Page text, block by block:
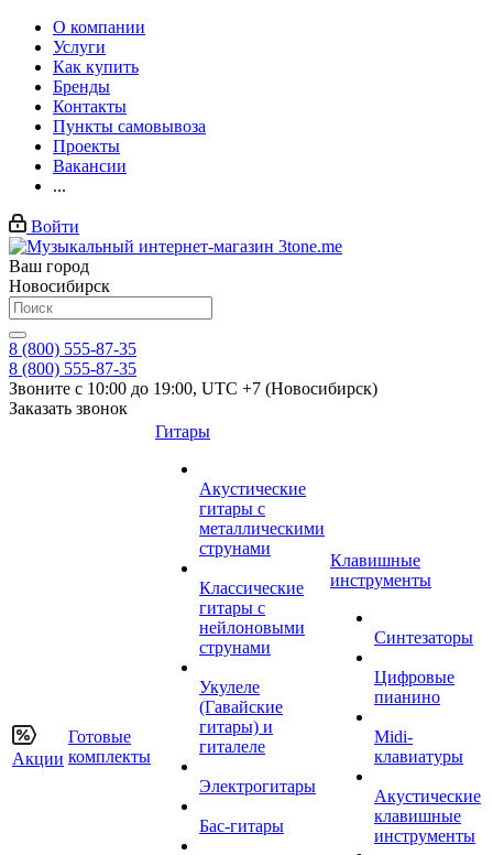
О компании
Услуги
Как купить
Бренды
Контакты
Пункты самовывоза
Проекты
Вакансии
...
Войти
Ваш город
Новосибирск
8 (800) 555-87-35
8 (800) 555-87-35
Звоните с 10:00 до 19:00, UTC +7 (Новосибирск)
Заказать звонок
Акции
Готовые
комплекты
Гитары
Акустические
гитары с
металлическими
струнами
Классические
гитары с
нейлоновыми
струнами
Укулеле
(Гавайские
гитары) и
гиталеле
Электрогитары
Бас-гитары
Клавишные
инструменты
Синтезаторы
Цифровые
пианино
Midi-
клавиатуры
Акустические
клавишные
инструменты